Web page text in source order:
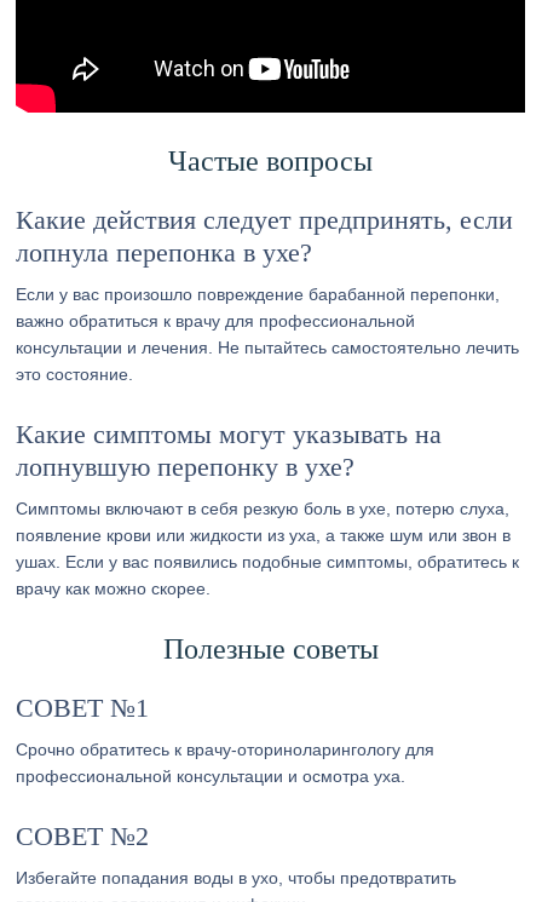
Частые вопросы
Какие действия следует предпринять, если
лопнула перепонка в ухе?
Если у вас произошло повреждение барабанной перепонки,
важно обратиться к врачу для профессиональной
консультации и лечения. Не пытайтесь самостоятельно лечить
это состояние.
Какие симптомы могут указывать на
лопнувшую перепонку в ухе?
Симптомы включают в себя резкую боль в ухе, потерю слуха,
появление крови или жидкости из уха, а также шум или звон в
ушах. Если у вас появились подобные симптомы, обратитесь к
врачу как можно скорее.
Полезные советы
СОВЕТ №1
Срочно обратитесь к врачу-оториноларингологу для
профессиональной консультации и осмотра уха.
СОВЕТ №2
Избегайте попадания воды в ухо, чтобы предотвратить